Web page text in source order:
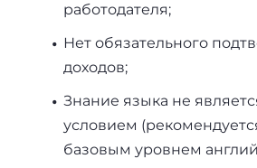
работодателя;
Нет обязательного
доходов;
Знание языка не
условием
базовым уровнем